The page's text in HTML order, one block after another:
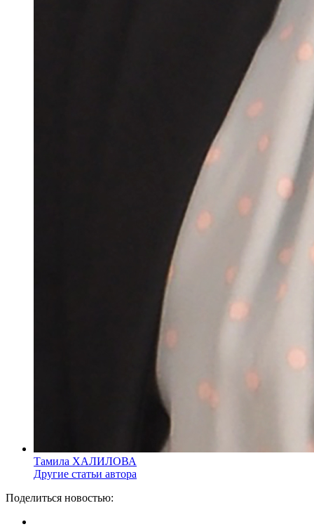
Тамила ХАЛИЛОВА
Другие статьи автора
Поделиться новостью: